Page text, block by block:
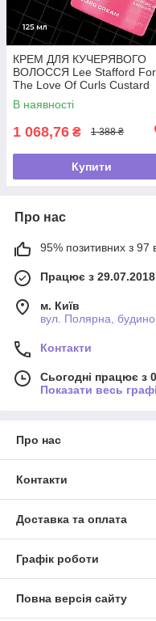
КРЕМ ДЛЯ КУЧЕРЯВОГО
ВОЛОССЯ Lee Stafford For
The Love Of Curls Custard
Cream,125мл
В наявності
1 068,76 ₴ 1 388 ₴
Купити
Про нас
95% позитивних з 97
Працює з 29.07.2018
м. Київ
вул. Полярна,
Контакти
Сьогодні працює з
Показати весь
Про нас
Контакти
Доставка та оплата
Графік роботи
Повна версія сайту